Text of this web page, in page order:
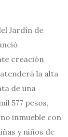
Jardín de
creación
la alta
de una
577 pesos,
inmueble con
y niños de